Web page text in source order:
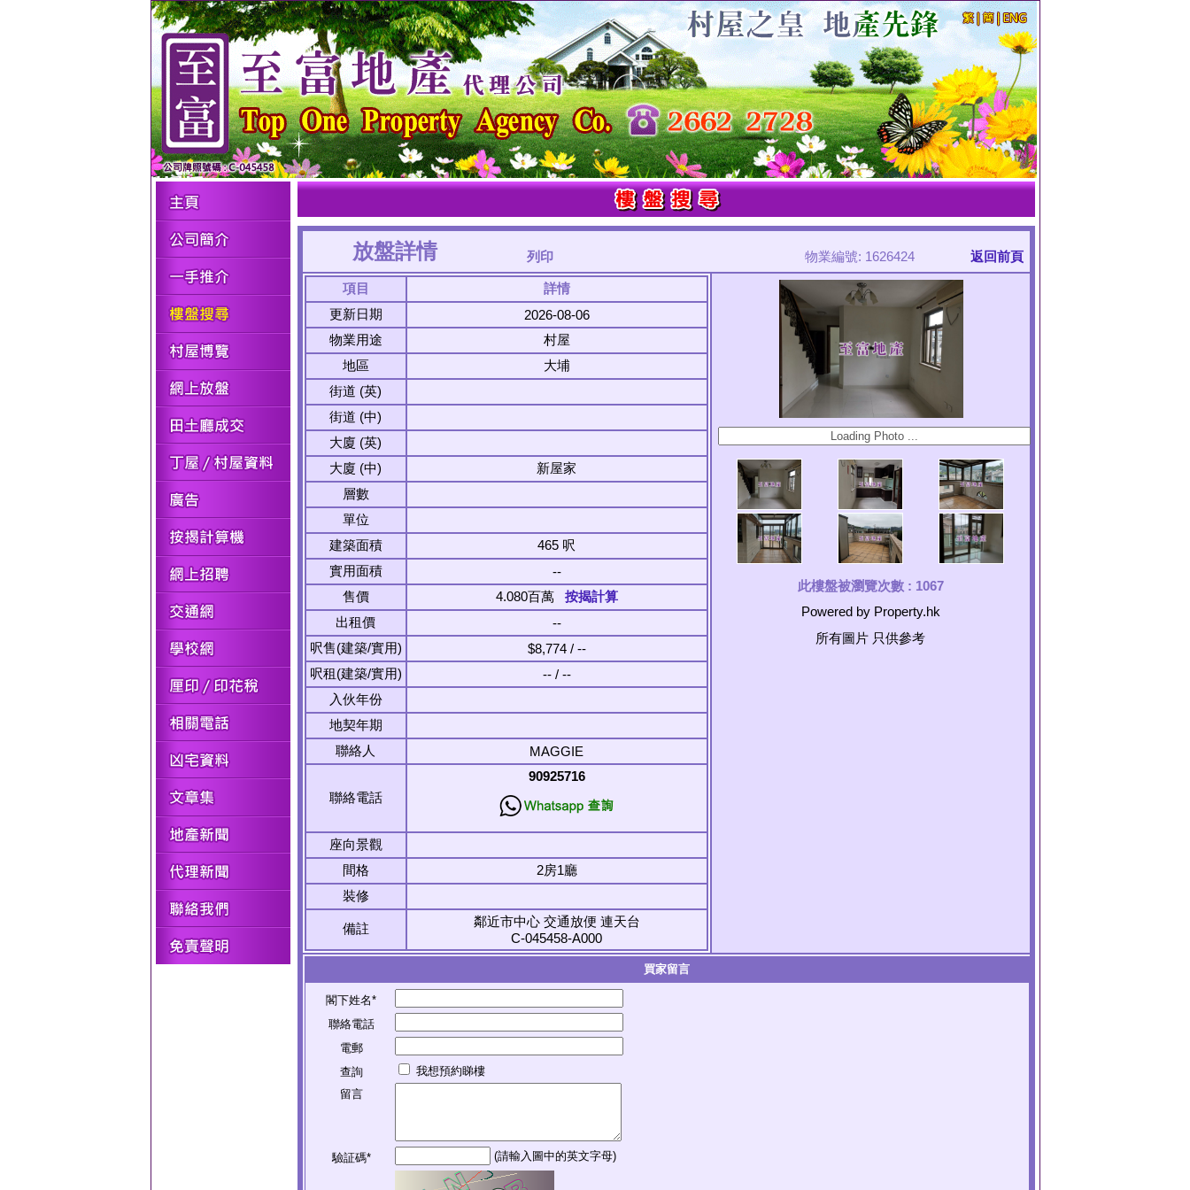
放盤詳情 列印 物業編號: 1626424 返回前頁
項目
詳情
更新日期
2026-08-06
物業用途
村屋
地區
大埔
街道 (英)
街道 (中)
大廈 (英)
大廈 (中)
新屋家
層數
單位
建築面積
465 呎
實用面積
--
售價
4.080百萬 按揭計算
出租價
--
呎售(建築/實用)
$8,774 / --
呎租(建築/實用)
-- / --
入伙年份
地契年期
聯絡人
MAGGIE
聯絡電話
90925716
座向景觀
間格
2房1廳
裝修
備註
鄰近市中心 交通放便 連天台
C-045458-A000
此樓盤被瀏覽次數 : 1067
Powered by Property.hk
所有圖片 只供參考
買家留言
閣下姓名*
聯絡電話
電郵
查詢
我想預約睇樓
留言
驗証碼* (請輸入圖中的英文字母)